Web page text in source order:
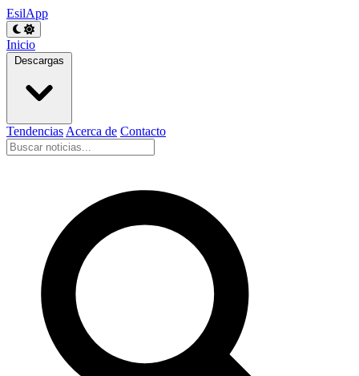
EsilApp
Inicio
Descargas
Tendencias Acerca de Contacto